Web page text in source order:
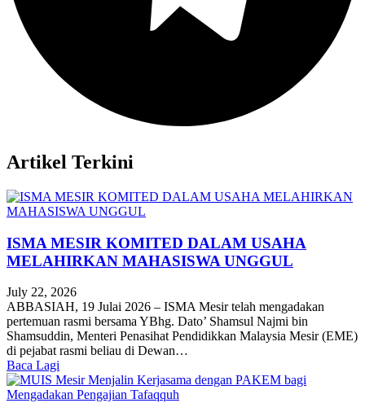
Artikel Terkini
ISMA MESIR KOMITED DALAM USAHA
MELAHIRKAN MAHASISWA UNGGUL
July 22, 2026
ABBASIAH, 19 Julai 2026 – ISMA Mesir telah mengadakan
pertemuan rasmi bersama YBhg. Dato’ Shamsul Najmi bin
Shamsuddin, Menteri Penasihat Pendidikkan Malaysia Mesir (EME)
di pejabat rasmi beliau di Dewan…
Baca Lagi